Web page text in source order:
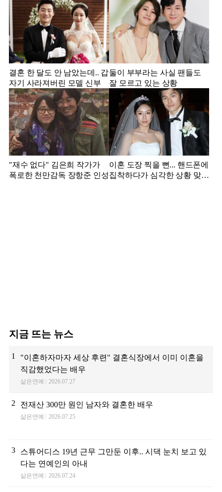
결혼 한 달도 안 남았는데.. 갑
자기 사라져버린 모델 신부
둘이 부부라는 사실 팬들도
잘 모르고 있는 상황
"재수 없다" 김은희 작가가
폭로한 천만감독 장항준 인성
이혼 도장 찍을 뻔... 핸드폰에
집착하다가 심각한 상황 맞은
지금 뜨는 뉴스
1
"이혼하자마자 세상 후련" 결혼식장에서 이미 이혼을
직감했었다는 배우
삶은연예 2026.07.27
2 전재산 300만 원인 남자와 결혼한 배우
삶은연예 2026.07.25
3
스튜어디스 19년 근무 그만둔 이후.. 시댁 눈치 보고 있
다는 연예인의 아내
삶은연예 2026.07.24